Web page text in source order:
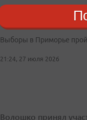
В Приморье
наблюдению за
Выборы в Приморье
21:24, 27 июля 2026
Волошко принял